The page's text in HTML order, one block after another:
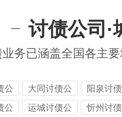
讨债公司·
务已涵盖全国各主
公
大同讨债公
司
阳泉讨
司
公
运城讨债公
忻州讨